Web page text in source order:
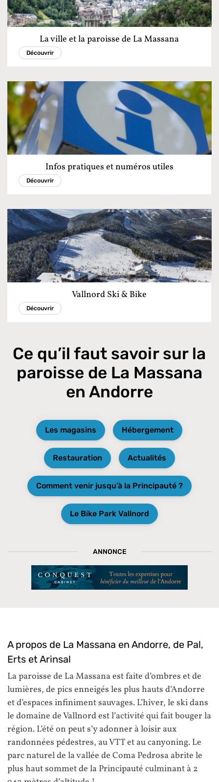
La ville et la paroisse de La Massana
Découvrir
Infos pratiques et numéros utiles
Découvrir
Vallnord Ski & Bike
Découvrir
Ce qu’il faut savoir sur la
paroisse de La Massana
en Andorre
Les magasins Hébergement
Restauration Actualités
Comment venir jusqu’à la Principauté ?
Le Bike Park Vallnord
ANNONCE
A propos de La Massana en Andorre, de Pal,
Erts et Arinsal
La paroisse de La Massana est faite d’ombres et de
lumières, de pics enneigés les plus hauts d’Andorre
et d’espaces infiniment sauvages. L’hiver, le ski dans
le domaine de Vallnord est l’activité qui fait bouger la
région. L’été on peut s’y adonner à loisir aux
randonnées pédestres, au VTT et au canyoning. Le
parc naturel de la vallée de Coma Pedrosa abrite le
plus haut sommet de la Principauté culminant à 2